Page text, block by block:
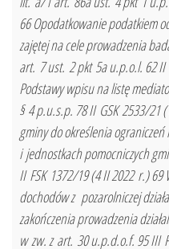
66 Opodatkowanie podatkiem
zajętej na cele prowadzenia
art. 7 ust. 2 pkt 5a u.p.o.l. 62
Podstawy wpisu na listę
§ 4 p.u.s.p. 78 II GSK 2533/21
gminy do określenia
i jednostkach pomocniczych
II FSK 1372/19 (4 II 2022 r.)
dochodów z pozarolniczej
zakończenia prowadzenia
w zw. z art. 30 u.p.d.o.f. 95 III